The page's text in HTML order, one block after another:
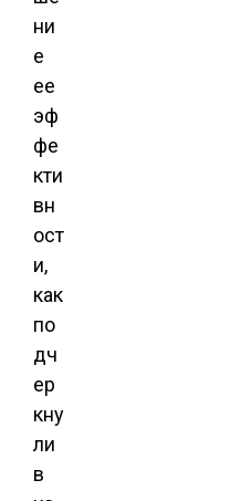
ни
е
ее
эф
фе
кти
вн
ост
и,
как
по
дч
ер
кну
ли
в